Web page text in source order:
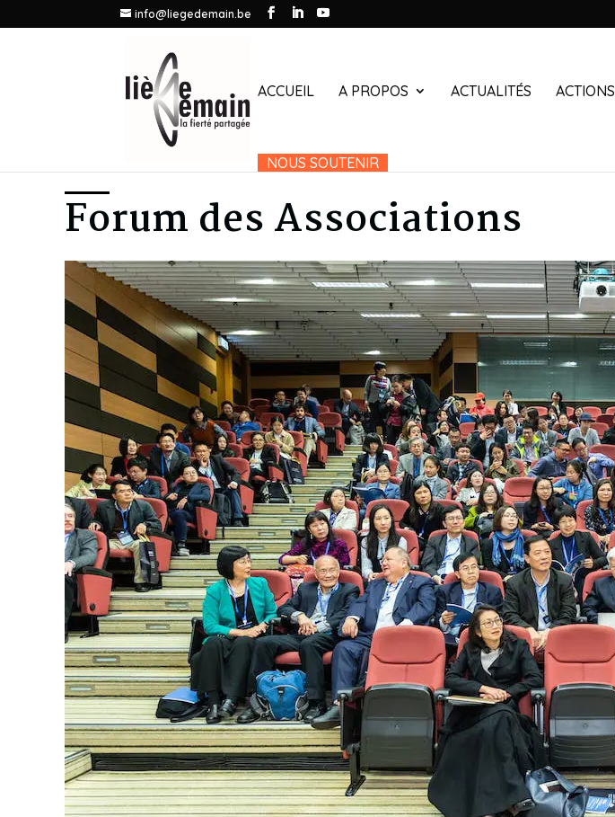
info@liegedemain.be
ACCUEIL A PROPOS ACTUALITÉS ACTIONS
NOUS SOUTENIR
Forum des Associations